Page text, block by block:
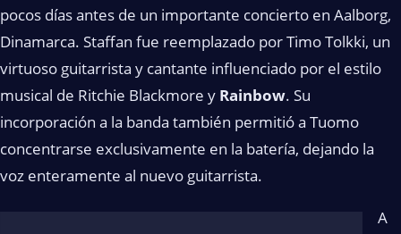
pocos días antes de un importante concierto en Aalborg,
Dinamarca. Staffan fue reemplazado por Timo Tolkki, un
virtuoso guitarrista y cantante influenciado por el estilo
musical de Ritchie Blackmore y Rainbow. Su
incorporación a la banda también permitió a Tuomo
concentrarse exclusivamente en la batería, dejando la
voz enteramente al nuevo guitarrista.
A